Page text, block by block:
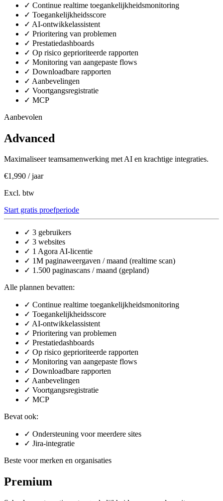
✓ Continue realtime toegankelijkheidsmonitoring
✓ Toegankelijkheidsscore
✓ AI-ontwikkelassistent
✓ Prioritering van problemen
✓ Prestatiedashboards
✓ Op risico geprioriteerde rapporten
✓ Monitoring van aangepaste flows
✓ Downloadbare rapporten
✓ Aanbevelingen
✓ Voortgangsregistratie
✓ MCP
Aanbevolen
Advanced
Maximaliseer teamsamenwerking met AI en krachtige integraties.
€1,990 / jaar
Excl. btw
Start gratis proefperiode
✓ 3 gebruikers
✓ 3 websites
✓ 1 Agora AI-licentie
✓ 1M paginaweergaven / maand (realtime scan)
✓ 1.500 paginascans / maand (gepland)
Alle plannen bevatten:
✓ Continue realtime toegankelijkheidsmonitoring
✓ Toegankelijkheidsscore
✓ AI-ontwikkelassistent
✓ Prioritering van problemen
✓ Prestatiedashboards
✓ Op risico geprioriteerde rapporten
✓ Monitoring van aangepaste flows
✓ Downloadbare rapporten
✓ Aanbevelingen
✓ Voortgangsregistratie
✓ MCP
Bevat ook:
✓ Ondersteuning voor meerdere sites
✓ Jira-integratie
Beste voor merken en organisaties
Premium